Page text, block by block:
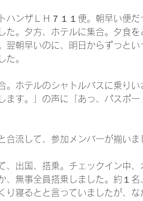
ハンザＬＨ７１１便。朝早い便
た。夕方、ホテルに集合。夕食
翌朝早いのに、明日からずっと
た。
。ホテルのシャトルバスに乗りい
ます。」の声に「あっ、パスポ
合流して、参加メンバーが揃いま
、出国、搭乗。チェックイン中
、無事全員搭乗しました。約１
り寝るとと言っていましたが、